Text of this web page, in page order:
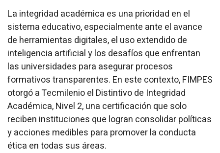
La integridad académica es una prioridad en el
sistema educativo, especialmente ante el avance
de herramientas digitales, el uso extendido de
inteligencia artificial y los desafíos que enfrentan
las universidades para asegurar procesos
formativos transparentes. En este contexto, FIMPES
otorgó a Tecmilenio el Distintivo de Integridad
Académica, Nivel 2, una certificación que solo
reciben instituciones que logran consolidar políticas
y acciones medibles para promover la conducta
ética en todas sus áreas.